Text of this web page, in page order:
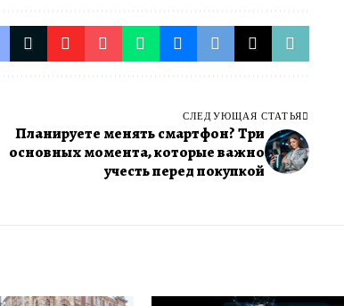
СЛЕДУЮЩАЯ СТАТЬЯ
Планируете менять смартфон? Три
основных момента, которые важно
учесть перед покупкой